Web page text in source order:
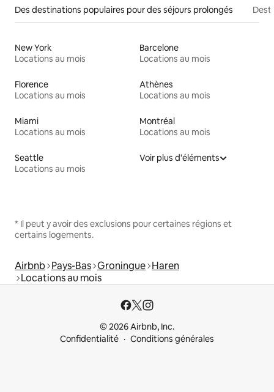
Des destinations populaires pour des séjours prolongés
New York
Locations au mois
Barcelone
Locations au mois
Florence
Locations au mois
Athènes
Locations au mois
Miami
Locations au mois
Montréal
Locations au mois
Seattle
Locations au mois
Voir plus d'éléments
* Il peut y avoir des exclusions pour certaines régions et
certains logements.
Airbnb Pays-Bas Groningue Haren
Locations au mois
© 2026 Airbnb, Inc.
Confidentialité
Conditions générales